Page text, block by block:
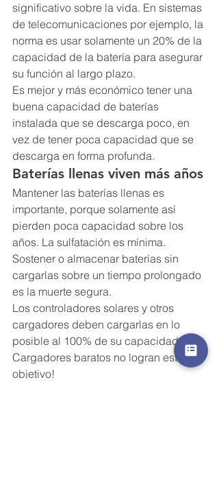
significativo sobre la vida. En sistemas
de telecomunicaciones por ejemplo, la
norma es usar solamente un 20% de la
capacidad de la batería para asegurar
su función al largo plazo.
Es mejor y más económico tener una
buena capacidad de baterías
instalada que se descarga poco, en
vez de tener poca capacidad que se
descarga en forma profunda.
Baterías llenas viven más años
Mantener las baterías llenas es
importante, porque solamente así
pierden poca capacidad sobre los
años. La sulfatación es mínima.
Sostener o almacenar baterías sin
cargarlas sobre un tiempo prolongado
es la muerte segura.
Los controladores solares y otros
cargadores deben cargarlas en lo
posible al 100% de su capacidad.
Cargadores baratos no logran este
objetivo!